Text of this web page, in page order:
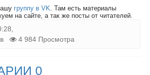
группу в VK . Там есть материалы
на сайте, а так же посты от читателей.
4 984 Просмотра
0